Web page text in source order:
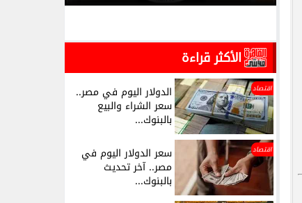
الأكثر قراءة
اقتصاد الدولار اليوم في مصر..
سعر الشراء والبيع
بالبنوك...
اقتصاد سعر الدولار اليوم في
مصر.. آخر تحديث
بالبنوك...